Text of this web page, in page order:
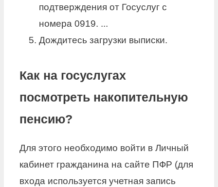
подтверждения от Госуслуг с
номера 0919. ...
Дождитесь загрузки выписки.
Как на госуслугах
посмотреть накопительную
пенсию?
Для этого необходимо войти в Личный
кабинет гражданина на сайте ПФР (для
входа используется учетная запись